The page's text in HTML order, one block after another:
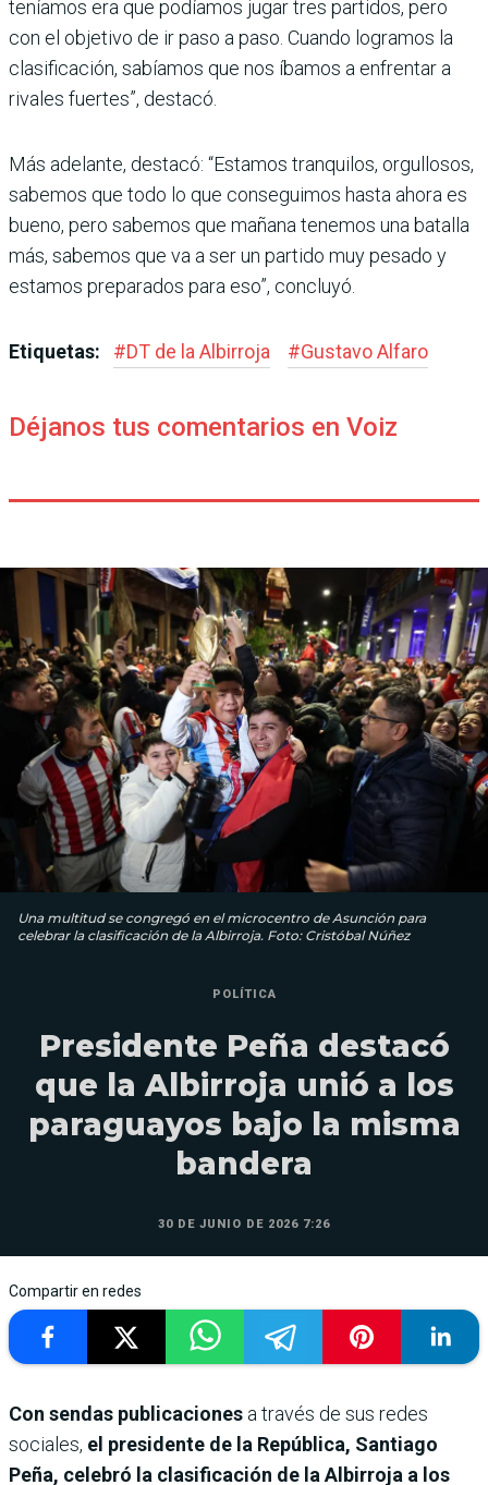
tenía­mos era que podíamos jugar tres partidos, pero
con el objetivo de ir paso a paso. Cuando logramos la
clasificación, sabíamos que nos íbamos a enfrentar a
rivales fuertes”, destacó.
Más adelante, destacó: “Estamos tranquilos, orgullosos,
sabemos que todo lo que conseguimos hasta ahora es
bueno, pero sabe­mos que mañana tenemos una batalla
más, sabemos que va a ser un partido muy pesado y
estamos preparados para eso”, con­cluyó.
Etiquetas: #DT de la Albirroja #Gus­tavo Alfaro
Déjanos tus comentarios en Voiz
Una multitud se congregó en el microcentro de Asunción para
celebrar la clasificación de la Albirroja. Foto: Cristóbal Núñez
POLÍTICA
Presidente Peña destacó
que la Albirroja unió a los
paraguayos bajo la misma
bandera
30 DE JUNIO DE 2026 7:26
Compartir en redes
Con sendas publicaciones a través de sus redes
sociales, el presidente de la República, Santiago
Peña, celebró la clasificación de la Albirroja a los